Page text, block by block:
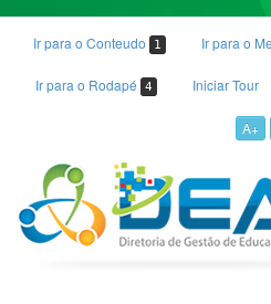
Ir para o Conteudo 1 Ir para o
Ir para o Rodapé 4 Iniciar Tour
A+